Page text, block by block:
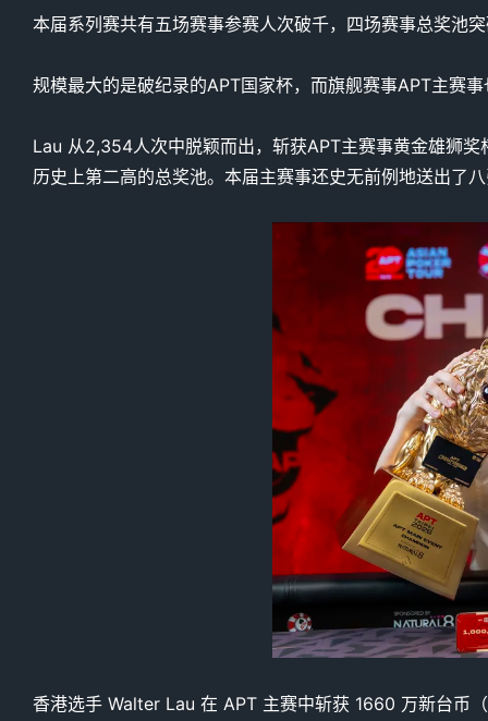
本届系列赛共有五场赛事参赛人次破千，四场赛事总奖池
规模最大的是破纪录的APT国家杯，而旗舰赛事APT主
Lau 从2,354人次中脱颖而出，斩获APT主赛事黄金雄狮
历史上第二高的总奖池。本届主赛事还史无前例地送出了
香港选手 Walter Lau 在 APT 主赛中斩获 1660 万新台币